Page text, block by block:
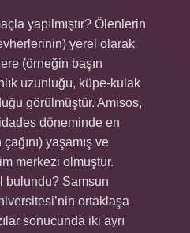
yapılmıştır? Ölenlerin
yerel olarak
(örneğin başın
uzunluğu, küpe-kulak
görülmüştür. Amisos,
döneminde en
yaşamış ve
merkezi olmuştur.
bulundu? Samsun
ortaklaşa
sonucunda iki ayrı